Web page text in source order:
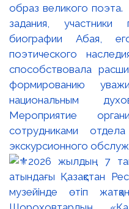
образ великого поэта.
задания,
биографии Абая,
поэтического
способствовала
формированию
национальным
Мероприятие
сотрудниками
экскурсионного